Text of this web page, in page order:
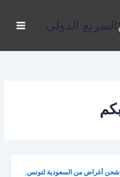
السريع الدولي
شحن أغراض من السعودية لتونس,